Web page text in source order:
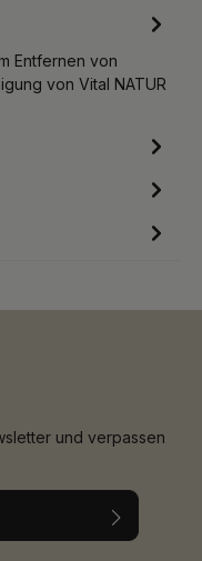
Entfernen von
von Vital NATUR
und verpassen